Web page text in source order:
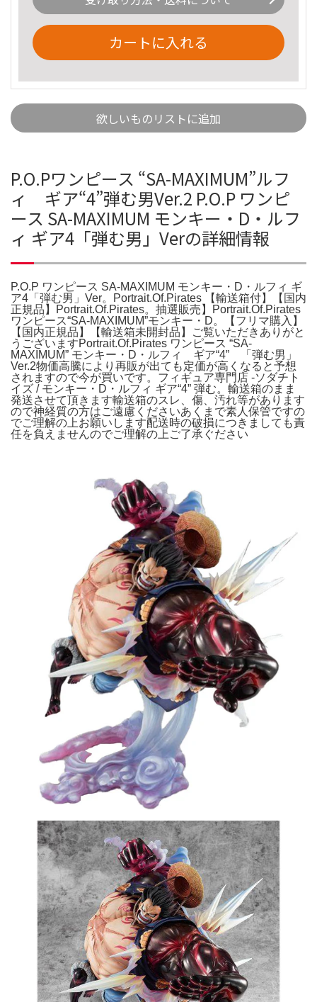
カートに入れる
欲しいものリストに追加
P.O.Pワンピース “SA-MAXIMUM”ルフ
ィ ギア“4”弾む男Ver.2 P.O.P ワンピ
ース SA-MAXIMUM モンキー・D・ルフ
ィ ギア4「弾む男」Verの詳細情報
P.O.P ワンピース SA-MAXIMUM モンキー・D・ルフィ ギ
ア4「弾む男」Ver。Portrait.Of.Pirates 【輸送箱付】【国内
正規品】Portrait.Of.Pirates。抽選販売】Portrait.Of.Pirates
ワンピース“SA-MAXIMUM”モンキー・D。【フリマ購入】
【国内正規品】【輸送箱未開封品】ご覧いただきありがと
うございますPortrait.Of.Pirates ワンピース “SA-
MAXIMUM” モンキー・D・ルフィ ギア“4” 「弾む男」
Ver.2物価高騰により再販が出ても定価が高くなると予想
されますので今が買いです。フィギュア専門店 -ソダチト
イズ / モンキー・D・ルフィ ギア“4” 弾む。輸送箱のまま
発送させて頂きます輸送箱のスレ、傷、汚れ等があります
ので神経質の方はご遠慮くださいあくまで素人保管ですの
でご理解の上お願いします配送時の破損につきましても責
任を負えませんのでご理解の上ご了承ぐださい